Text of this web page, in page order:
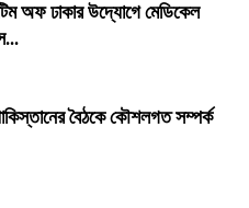
টিম অফ ঢাকার উদ্যোগে মেডিকেল
বৈঠকে কৌশলগত সম্পর্ক